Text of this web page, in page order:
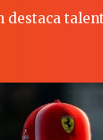
destaca